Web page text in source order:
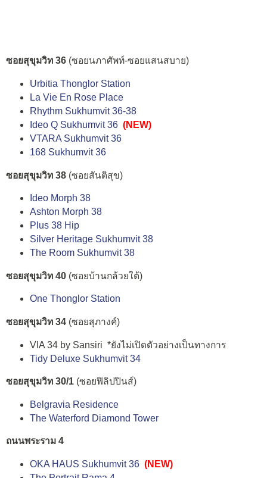
ซอยสุขุมวิท 36 (ซอยนภาศัพท์-ซอยแสนสบาย)
Urbitia Thonglor Station
La Vie En Rose Place
Rhythm Sukhumvit 36-38
Ideo Q Sukhumvit 36 (NEW)
VTARA Sukhumvit 36
168 Sukhumvit 36
ซอยสุขุมวิท 38 (ซอยสันติสุข)
Ideo Morph 38
Ashton Morph 38
Plus 38 Hip
Silver Heritage Sukhumvit 38
The Room Sukhumvit 38
ซอยสุขุมวิท 40 (ซอยบ้านกล้วยใต้)
One Thonglor Station
ซอยสุขุมวิท 34 (ซอยสุภางค์)
VIA 34 by Sansiri *ยังไม่เปิดตัวอย่างเป็นทางการ
Tidy Deluxe Sukhumvit 34
ซอยสุขุมวิท 30/1 (ซอยฟิลิปปินส์)
Belgravia Residence
The Waterford Diamond Tower
ถนนพระราม 4
OKA HAUS Sukhumvit 36 (NEW)